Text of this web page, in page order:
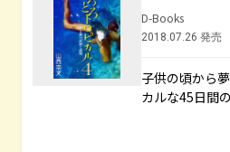
D-Books
2018.07.26 発売
子供の頃から
カルな45日間